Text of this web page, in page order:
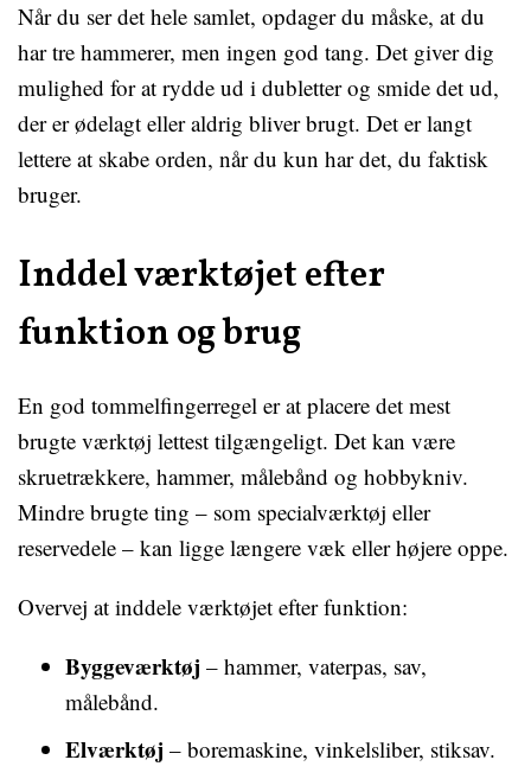
Når du ser det hele samlet, opdager du måske, at du
har tre hammerer, men ingen god tang. Det giver dig
mulighed for at rydde ud i dubletter og smide det ud,
der er ødelagt eller aldrig bliver brugt. Det er langt
lettere at skabe orden, når du kun har det, du faktisk
bruger.
Inddel værktøjet efter
funktion og brug
En god tommelfingerregel er at placere det mest
brugte værktøj lettest tilgængeligt. Det kan være
skruetrækkere, hammer, målebånd og hobbykniv.
Mindre brugte ting – som specialværktøj eller
reservedele – kan ligge længere væk eller højere oppe.
Overvej at inddele værktøjet efter funktion:
Byggeværktøj – hammer, vaterpas, sav,
målebånd.
Elværktøj – boremaskine, vinkelsliber, stiksav.